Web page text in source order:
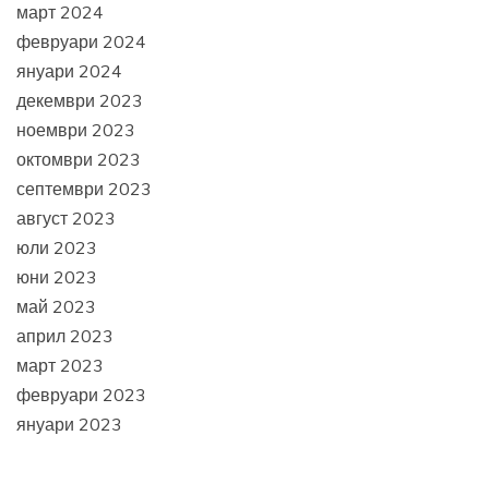
март 2024
февруари 2024
януари 2024
декември 2023
ноември 2023
октомври 2023
септември 2023
август 2023
юли 2023
юни 2023
май 2023
април 2023
март 2023
февруари 2023
януари 2023